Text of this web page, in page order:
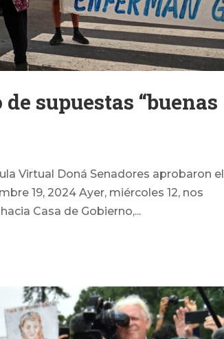
supuestas “buenas
Virtual Doná Senadores aprobaron el
19, 2024 Ayer, miércoles 12, nos
Casa de Gobierno,...